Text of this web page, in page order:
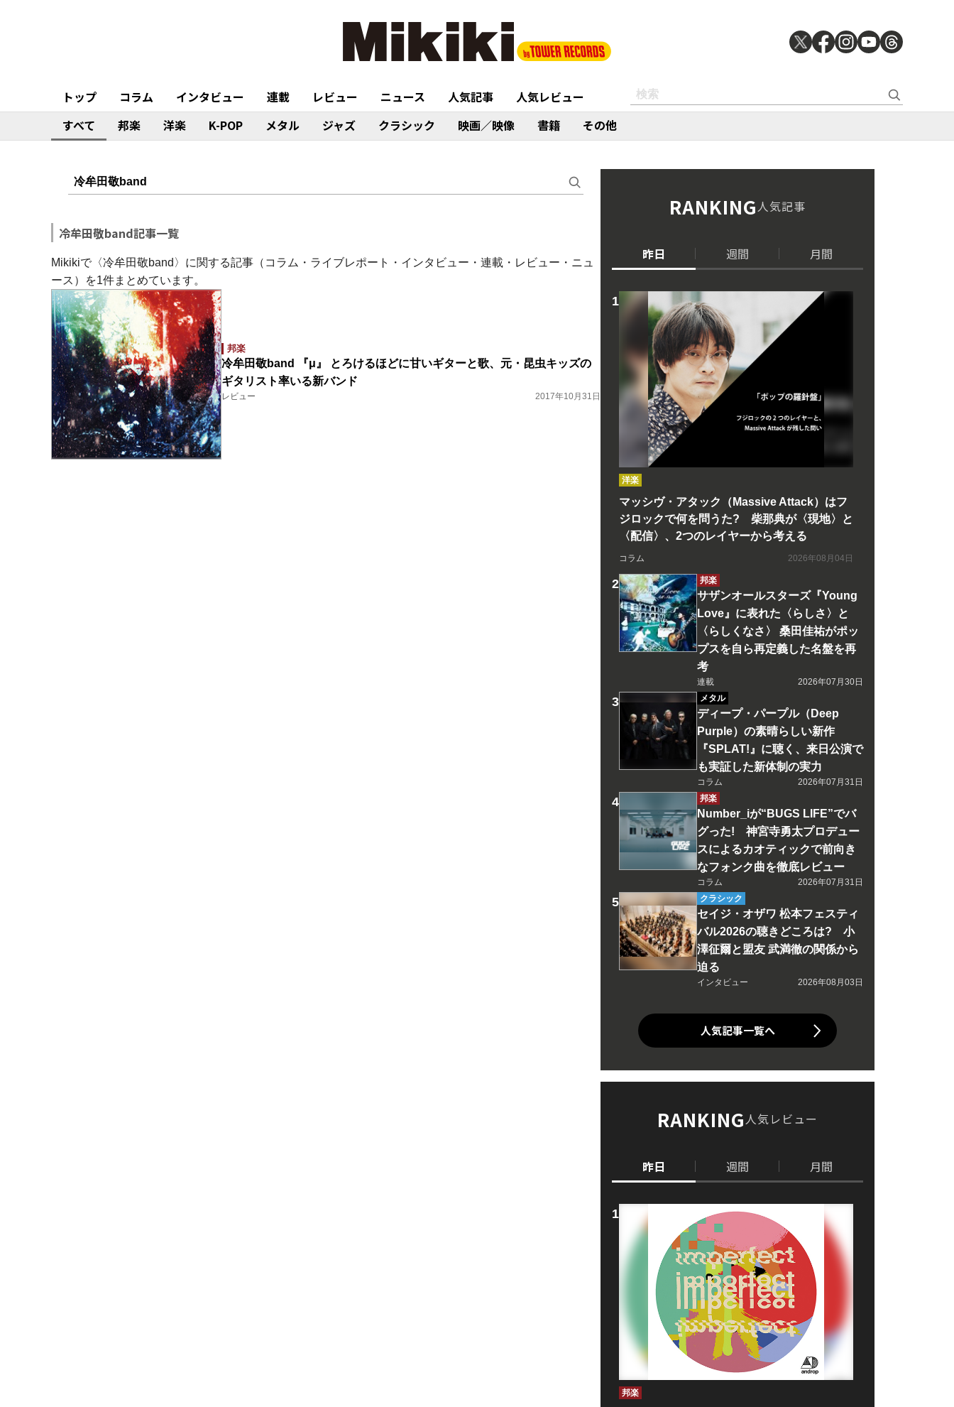
トップ コラム インタビュー 連載 レビュー ニュース 人気記事
人気レビュー
すべて
邦楽 洋楽 K-POP メタル ジャズ クラシック 映画／映像 書籍 その他
冷牟田敬band記事一覧
Mikikiで〈冷牟田敬band〉に関する記事（コラム・ライブレポート・インタビュー・連載・レビュー・ニュ
ース）を1件まとめています。
邦楽
冷牟田敬band 『μ』 とろけるほどに甘いギターと歌、元・昆虫キッズの
ギタリスト率いる新バンド
レビュー 2017年10月31日
RANKING人気記事
昨日 週間 月間
洋楽
マッシヴ・アタック（Massive Attack）はフ
ジロックで何を問うた? 柴那典が〈現地〉と
〈配信〉、2つのレイヤーから考える
コラム 2026年08月04日
邦楽
サザンオールスターズ『Young
Love』に表れた〈らしさ〉と
〈らしくなさ〉 桑田佳祐がポッ
プスを自ら再定義した名盤を再
考
連載
2026年07月30日
メタル
ディープ・パープル（Deep
Purple）の素晴らしい新作
『SPLAT!』に聴く、来日公演で
も実証した新体制の実力
コラム
2026年07月31日
邦楽
Number_iが“BUGS LIFE”でバ
グった! 神宮寺勇太プロデュー
スによるカオティックで前向き
なフォンク曲を徹底レビュー
コラム
2026年07月31日
クラシック
セイジ・オザワ 松本フェスティ
バル2026の聴きどころは? 小
澤征爾と盟友 武満徹の関係から
迫る
インタビュー 2026年08月03日
人気記事一覧へ
RANKING人気レビュー
昨日 週間 月間
邦楽